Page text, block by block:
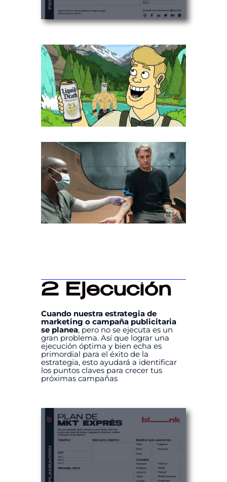
2 Ejecución
Cuando nuestra estrategia de
marketing o campaña publicitaria
se planea, pero no se ejecuta es un
gran problema. Así que lograr una
ejecución óptima y bien echa es
primordial para el éxito de la
estrategia, esto ayudará a identificar
los puntos claves para crecer tus
próximas campañas